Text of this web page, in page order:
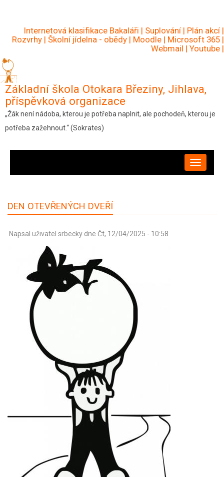
hlavnímuInternetová klasifikace Bakaláři | Suplování | Plán akcí |
Rozvrhy | Školní jídelna - obědy | Moodle | Microsoft 365 |
Webmail | Youtube |
Základní škola Otokara Březiny, Jihlava,
příspěvková organizace
„Žák není nádoba, kterou je potřeba naplnit, ale pochodeň, kterou je
potřeba zažehnout.“ (Sokrates)
DEN OTEVŘENÝCH DVEŘÍ
Napsal uživatel srbecky dne Čt, 12/04/2025 - 10:58